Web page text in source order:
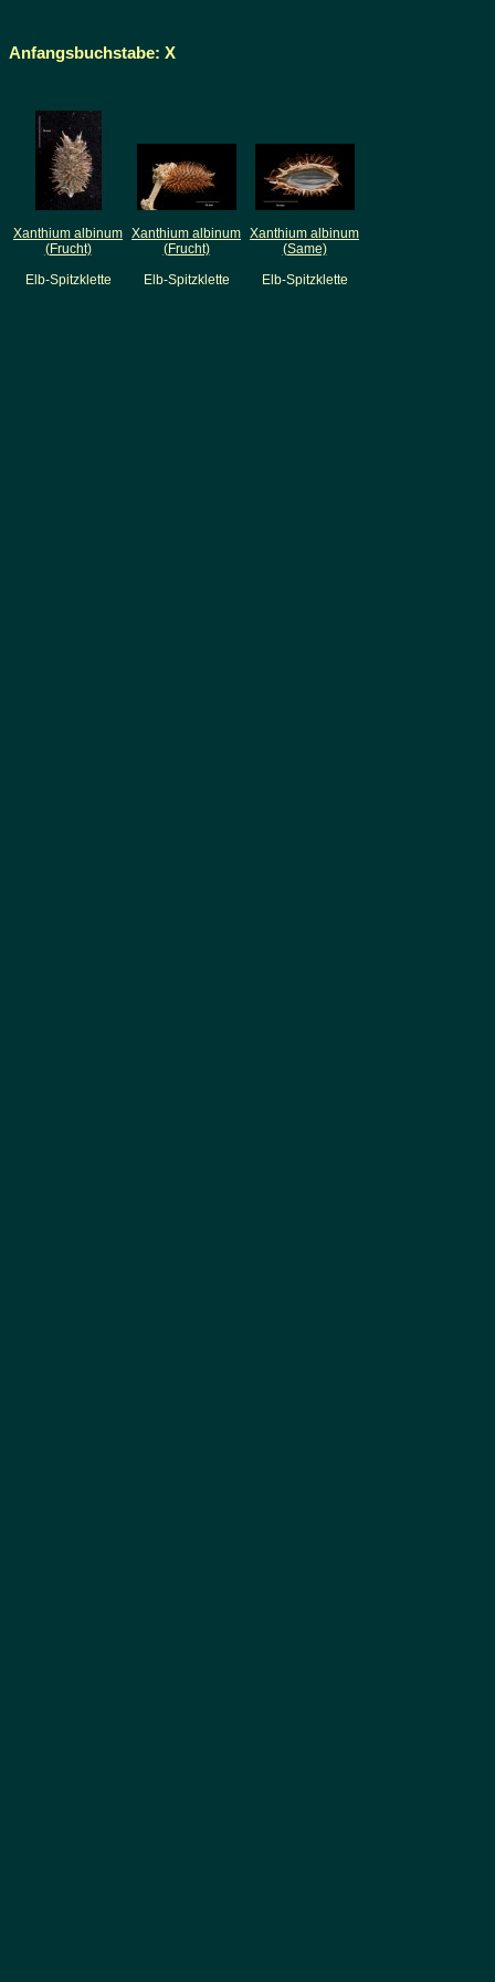
Anfangsbuchstabe: X
Xanthium albinum
(Frucht)
Elb-Spitzklette
Xanthium albinum
(Frucht)
Elb-Spitzklette
Xanthium albinum
(Same)
Elb-Spitzklette